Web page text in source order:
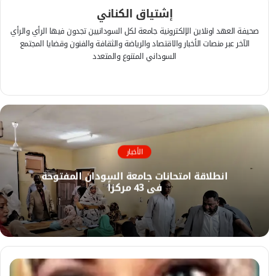
إشتياق الكناني
صحيفة العهد اونلاين الإلكترونية جامعة لكل السودانيين تجدون فيها الرأي والرأي
الآخر عبر منصات الأخبار والاقتصاد والرياضة والثقافة والفنون وقضايا المجتمع
السوداني المتنوع والمتعدد
م
و
ع
ا
ل
و
ي
ب
س
ك الأخبار
انطلاقة امتحانات جامعة السودان المفتوحة
في 43 مركزاً